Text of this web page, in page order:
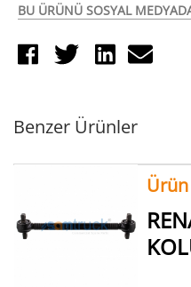
BU ÜRÜNÜ SOSYAL
Benzer Ürünler